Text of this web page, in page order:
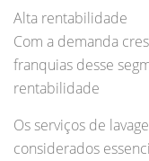
Alta rentabilidade
Com a demanda
franquias desse
rentabilidade
Os serviços de
considerados